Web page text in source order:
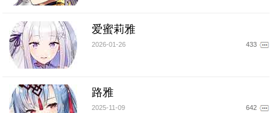
爱蜜莉雅
2026-01-26 433
路雅
2025-11-09 642